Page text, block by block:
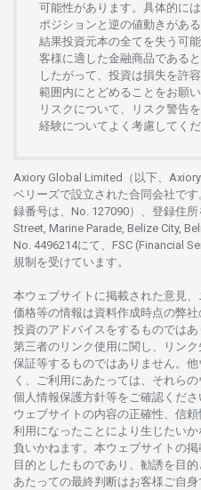
可能性があります。 具体的には
ポジションと 逆の値動きがある
結果投資元本の全てを失う 可
客様に適した金融商品であると
したがって、 投資は損失を許
範囲内にとどめることをお願
リスクについて、
リスク警告を
経験についてよく 考慮してくだ
Axiory Global Limited（以下、
ベリーズで設立さ れた合同会社です
録番号は、No. 127090）、 登録住所
Street, Marine Parade, Belize City,
No. 4496214にて、FSC (Financial
規制を受けています。
本ウェブサイトに掲載さ れた意見、
価格等の情報は資料作成時点の弊社
投資のアドバイスをするものではあ
第三者の リンク使用に関し、 リンク
保証等するものではありません。 他
く、 ご利用にあたっては、 それらの
個人情報保護方針等をご確認くださ
ウェブサイトの内容の正確性、信
利用になったことにより 生じたいか
負いかねます。 本ウェブサイトの掲
目的としたものであり、 勧誘を 目
あたっての最終判断はお客様ご自身